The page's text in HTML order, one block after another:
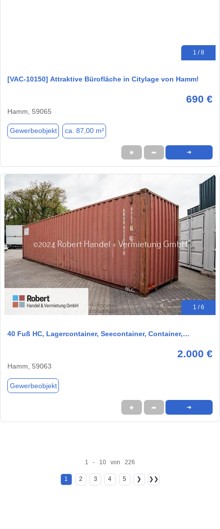
1 / 8
[VAC-10150] Attraktive Bürofläche in Citylage von Hamm!
690 €
Hamm, 59065
Gewerbeobjekt ca. 87,00 m²
★ ➦ ➜
1 / 6
40 Fuß HC, Lagercontainer, Seecontainer, Container,…
2.000 €
Hamm, 59063
Gewerbeobjekt
★ ➦ ➜
1 - 10 von 226
1 2 3 4 5 ❯ ❯❯